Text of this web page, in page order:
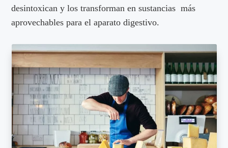
desintoxican y los transforman en sustancias más
aprovechables para el aparato digestivo.